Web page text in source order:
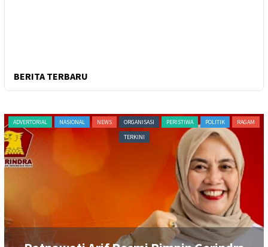
BERITA TERBARU
ADVERTORIAL NASIONAL NEWS ORGANISASI PERISTIWA POLITIK
RAGAM
TERKINI